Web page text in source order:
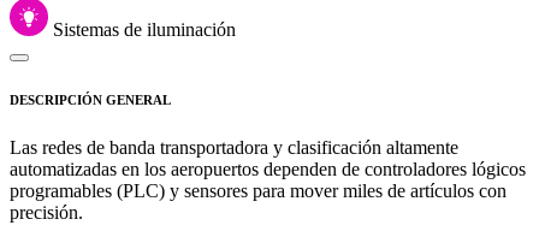
Sistemas de iluminación
DESCRIPCIÓN GENERAL
Las redes de banda transportadora y clasificación altamente
automatizadas en los aeropuertos dependen de controladores lógicos
programables (PLC) y sensores para mover miles de artículos con
precisión.